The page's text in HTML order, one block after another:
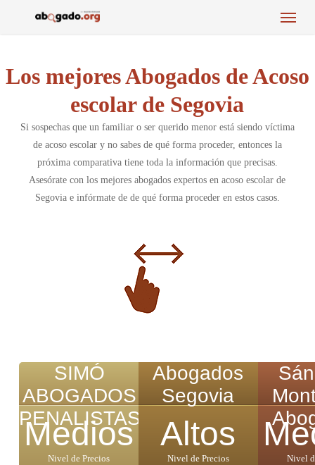
Menu
Los mejores Abogados de Acoso
escolar de Segovia
Si sospechas que un familiar o ser querido menor está siendo víctima
de acoso escolar y no sabes de qué forma proceder, entonces la
próxima comparativa tiene toda la información que precisas.
Asesórate con los mejores abogados expertos en acoso escolar de
Segovia e infórmate de de qué forma proceder en estos casos.
SIMÓ
ABOGADOS
PENALISTAS
Medios
Nivel de Precios
Abogados
Segovia
Altos
Nivel de Precios Nivel